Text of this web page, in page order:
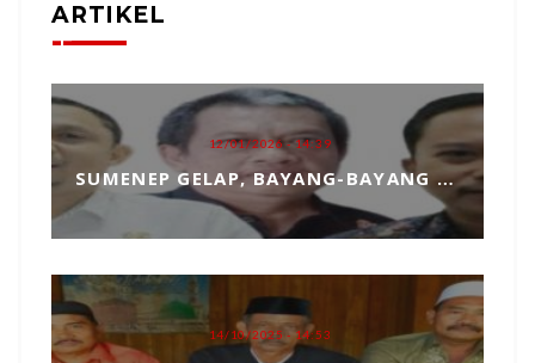
ARTIKEL
12/01/2026 - 14:39
SUMENEP GELAP, BAYANG-BAYANG MATAHARI KEMBAR HANTUI PENGANGKATAN SEKDA
14/10/2025 - 14:53